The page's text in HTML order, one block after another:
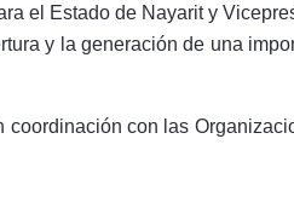
el Estado de Nayarit y
y la generación de una
con las